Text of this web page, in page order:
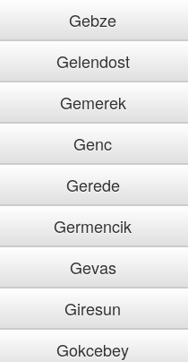
Gebze
Gelendost
Gemerek
Genc
Gerede
Germencik
Gevas
Giresun
Gokcebey